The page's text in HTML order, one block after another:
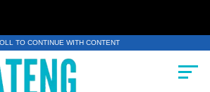
TO CONTINUE WITH CONTENT